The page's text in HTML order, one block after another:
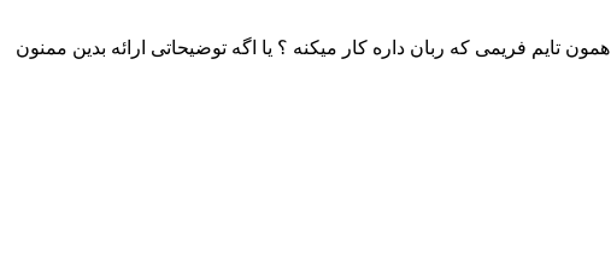
الف) Trailingsl_atr اگه برابر ۳ باشه یعنی چه؟ منظورتون یعنی ۳ برابر adr روزانه را میاد بعنوان استاپ لاس قرار میده یا adr همون تایم فریمی که ربان داره کار میکنه ؟ یا اگه توضیحاتی ارائه بدین ممنون